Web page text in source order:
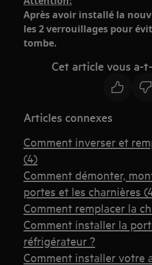
Après avoir installé la
les 2 verrouillages pour
tombe.
Cet article vous a-
Articles connexes
Comment inverser et
(4)
Comment démonter,
portes et les charnières
Comment remplacer la
Comment installer la
réfrigérateur ?
Comment installer votre